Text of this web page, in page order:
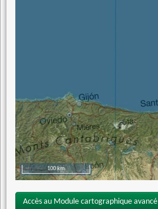
100 km
Accès au Module cartographique avancé